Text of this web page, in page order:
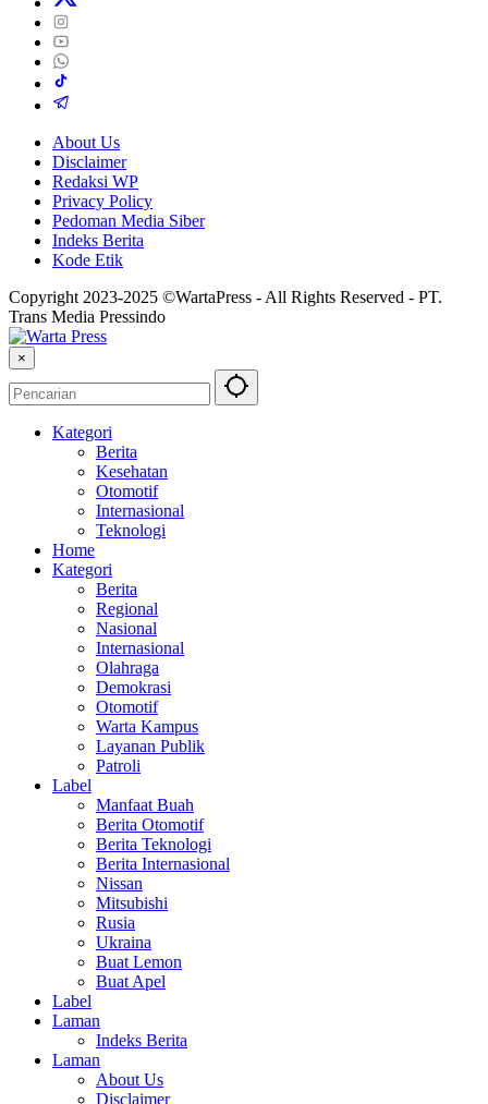
About Us
Disclaimer
Redaksi WP
Privacy Policy
Pedoman Media Siber
Indeks Berita
Kode Etik
Copyright 2023-2025 ©WartaPress - All Rights Reserved - PT.
Trans Media Pressindo
×
Kategori
Berita
Kesehatan
Otomotif
Internasional
Teknologi
Home
Kategori
Berita
Regional
Nasional
Internasional
Olahraga
Demokrasi
Otomotif
Warta Kampus
Layanan Publik
Patroli
Label
Manfaat Buah
Berita Otomotif
Berita Teknologi
Berita Internasional
Nissan
Mitsubishi
Rusia
Ukraina
Buat Lemon
Buat Apel
Label
Laman
Indeks Berita
Laman
About Us
Disclaimer